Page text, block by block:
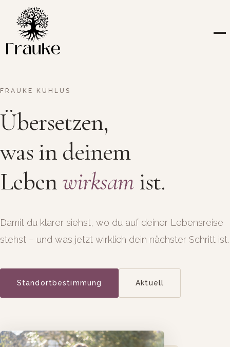
FRAUKE KUHLUS
Übersetzen,
was in deinem
Lebenwirksamist.
Damit du klarer siehst, wo du auf deiner Lebensreise
stehst – und was jetzt wirklich dein nächster Schritt ist.
Standortbestimmung Aktuell